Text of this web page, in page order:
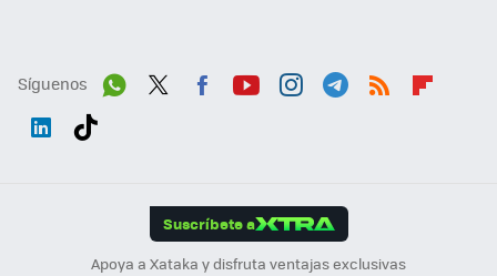
Síguenos
Suscríbete a
Apoya a Xataka y disfruta ventajas exclusivas